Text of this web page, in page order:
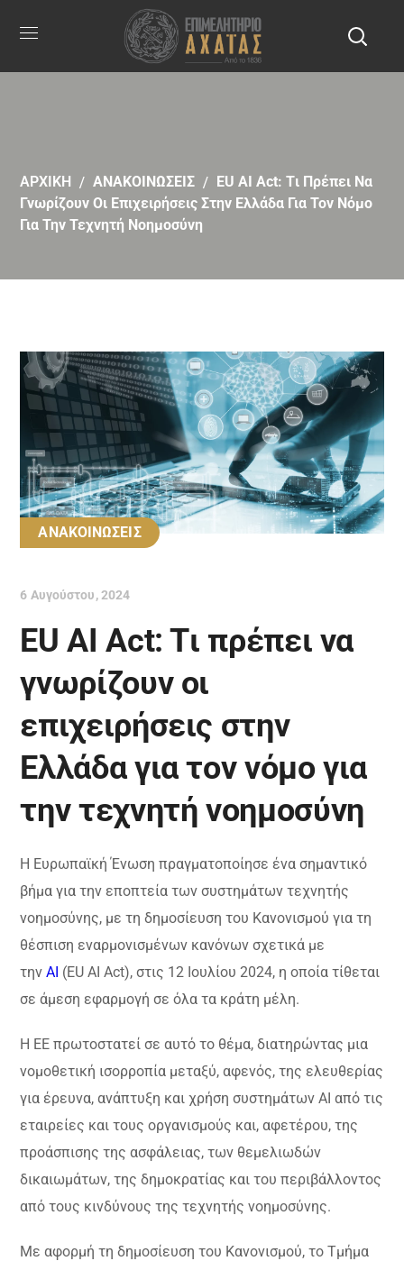
ΑΡΧΙΚΗ ΑΝΑΚΟΙΝΩΣΕΙΣ
EU AI Act: Tι Πρέπει Να
Γνωρίζουν Οι Επιχειρήσεις Στην Ελλάδα Για Τον Νόμο
Για Την Τεχνητή Νοημοσύνη
ΑΝΑΚΟΙΝΩΣΕΙΣ
6 Αυγούστου, 2024
EU AI Act: Tι πρέπει να
γνωρίζουν οι
επιχειρήσεις στην
Ελλάδα για τον νόμο για
την τεχνητή νοημοσύνη
Η Ευρωπαϊκή Ένωση πραγματοποίησε ένα σημαντικό
βήμα για την εποπτεία των συστημάτων τεχνητής
νοημοσύνης, με τη δημοσίευση του Κανονισμού για τη
θέσπιση εναρμονισμένων κανόνων σχετικά με
τηνAI (EU AI Act), στις 12 Ιουλίου 2024, η οποία τίθεται
σε άμεση εφαρμογή σε όλα τα κράτη μέλη.
Η ΕΕ πρωτοστατεί σε αυτό το θέμα, διατηρώντας μια
νομοθετική ισορροπία μεταξύ, αφενός, της ελευθερίας
για έρευνα, ανάπτυξη και χρήση συστημάτων AI από τις
εταιρείες και τους οργανισμούς και, αφετέρου, της
προάσπισης της ασφάλειας, των θεμελιωδών
δικαιωμάτων, της δημοκρατίας και του περιβάλλοντος
από τους κινδύνους της τεχνητής νοημοσύνης.
Με αφορμή τη δημοσίευση του Κανονισμού, το Τμήμα